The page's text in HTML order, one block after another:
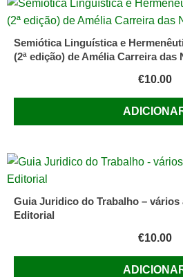
Semiótica Linguística e
(2ª edição) de Amélia Carreira das
€10.00
Guia Juridico do Trabalho –
Editorial
€10.00